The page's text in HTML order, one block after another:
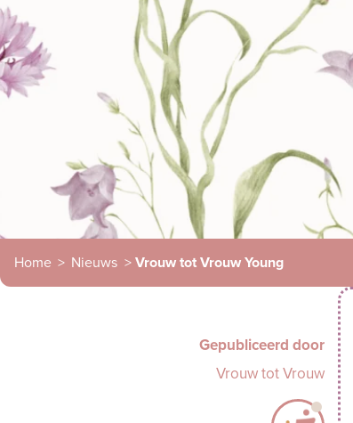
Home > Nieuws > Vrouw tot Vrouw Young
Gepubliceerd door
Vrouw tot Vrouw